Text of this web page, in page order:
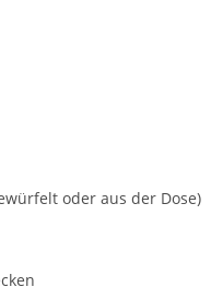
oder aus der Dose)